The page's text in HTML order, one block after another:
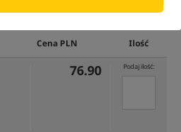
przez wybrany sposób filtrowania)
Cena PLN Ilość
76.90 Podaj ilość: